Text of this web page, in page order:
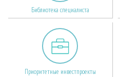
Библиотека специалиста
Приоритетные инвестпроекты